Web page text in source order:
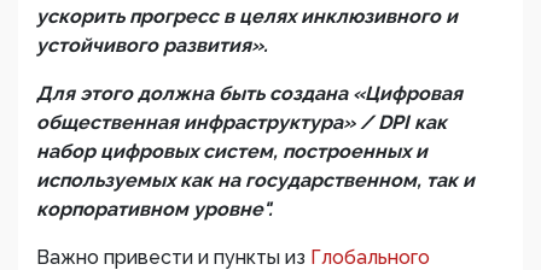
ускорить прогресс в целях инклюзивного и
устойчивого развития».
Для этого должна быть создана «Цифровая
общественная инфраструктура» / DPI как
набор цифровых систем, построенных и
используемых как на государственном, так и
корпоративном уровне".
Важно привести и пункты из Глобального